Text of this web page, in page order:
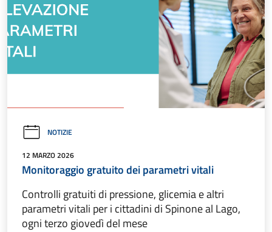
NOTIZIE
12 MARZO 2026
Monitoraggio gratuito dei parametri vitali
Controlli gratuiti di pressione, glicemia e altri
parametri vitali per i cittadini di Spinone al Lago,
ogni terzo giovedì del mese